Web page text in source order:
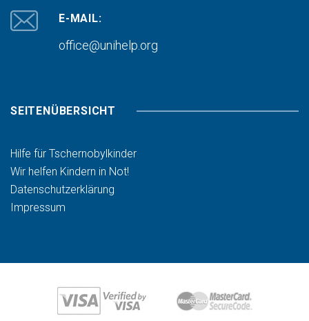
E-MAIL:
office@unihelp.org
SEITENÜBERSICHT
Hilfe für Tschernobylkinder
Wir helfen Kindern in Not!
Datenschutzerklärung
Impressum